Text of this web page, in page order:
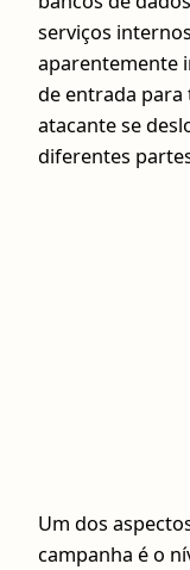
serviços
aparentemente
de entrada
atacante se
diferentes
Um dos
campanha é o